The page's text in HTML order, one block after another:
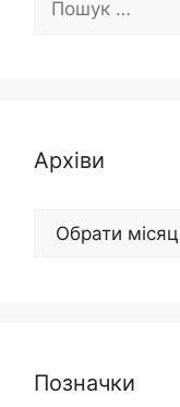
Архіви
Архіви
Позначки